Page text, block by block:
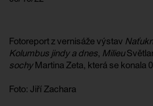
Fotoreport z vernisáže výstav
Kolumbus jindy a dnes, Milieu
sochyMartina Zeta, která se konala
Foto: Jiří Zachara